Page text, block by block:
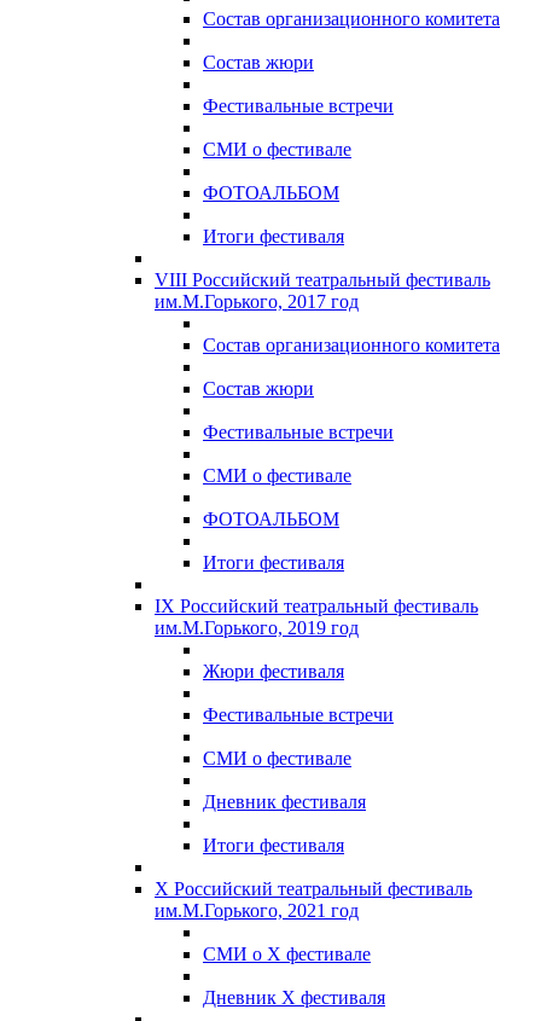
Состав организационного комитета
Состав жюри
Фестивальные встречи
СМИ о фестивале
ФОТОАЛЬБОМ
Итоги фестиваля
VIII Российский театральный фестиваль
им.М.Горького, 2017 год
Состав организационного комитета
Состав жюри
Фестивальные встречи
СМИ о фестивале
ФОТОАЛЬБОМ
Итоги фестиваля
IX Российский театральный фестиваль
им.М.Горького, 2019 год
Жюри фестиваля
Фестивальные встречи
СМИ о фестивале
Дневник фестиваля
Итоги фестиваля
X Российский театральный фестиваль
им.М.Горького, 2021 год
СМИ о X фестивале
Дневник X фестиваля